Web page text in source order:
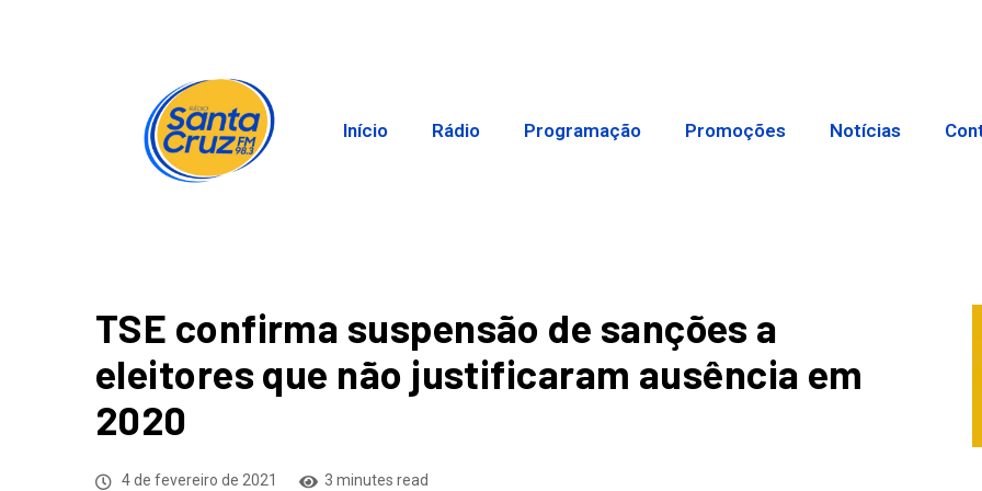
Início Rádio Programação Promoções Notícias
TSE confirma suspensão de sanções a
eleitores que não justificaram ausência em
2020
4 de fevereiro de 2021 3 minutes read